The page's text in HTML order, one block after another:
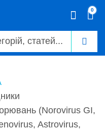
0
(Norovirus GI,
Astrovirus,